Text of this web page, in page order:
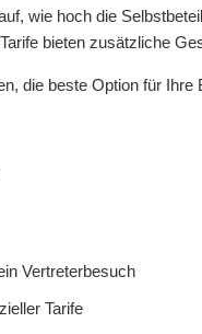
wie hoch die
bieten zusätzliche
die beste Option für
Vertreterbesuch
Tarife